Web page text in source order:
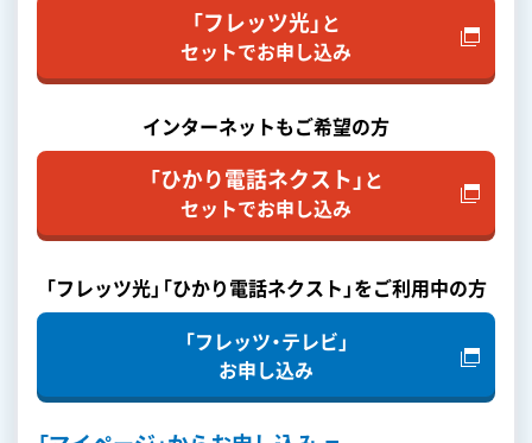
「フレッツ光」 と
セットでお申し込み
インターネットもご希望の方
「ひかり電話ネクスト」 と
セットでお申し込み
「フレッツ光」「ひかり電話ネクスト」をご利用中の方
「フレッツ・テレビ」
お申し込み